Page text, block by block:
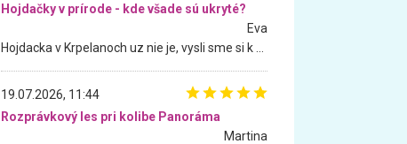
Hojdačky v prírode - kde všade sú ukryté?
Eva
19.07.2026, 11:44
Rozprávkový les pri kolibe Panoráma
Martina